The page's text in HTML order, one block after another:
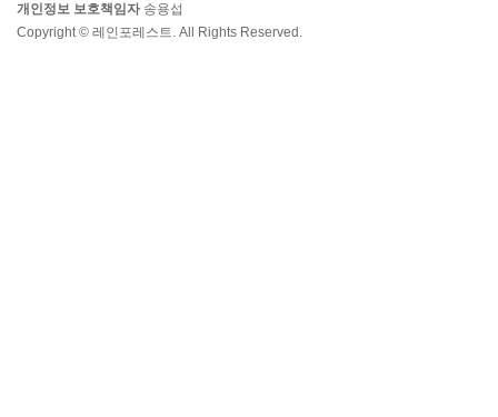
개인정보 보호책임자 송용섭
Copyright © 레인포레스트. All Rights Reserved.